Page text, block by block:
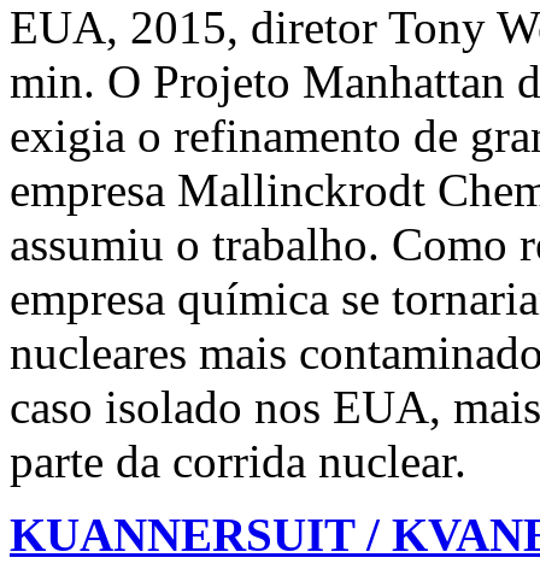
EUA, 2015, diretor Tony
min. O Projeto Manhattan
exigia o refinamento de
empresa Mallinckrodt
assumiu o trabalho. Como
empresa química se
nucleares mais
caso isolado nos EUA,
parte da corrida nuclear.
KUANNERSUIT /